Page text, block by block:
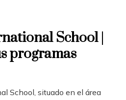
School |
programas
School, situado en el área